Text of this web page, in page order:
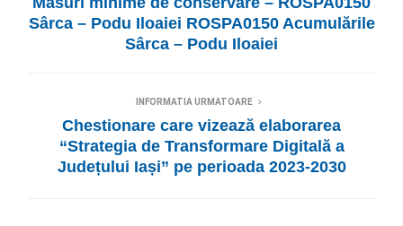
Sârca – Podu Iloaiei ROSPA0150 Acumulările
Sârca – Podu Iloaiei
INFORMATIA URMATOARE
Chestionare care vizează elaborarea
“Strategia de Transformare Digitală a
Județului Iași” pe perioada 2023-2030